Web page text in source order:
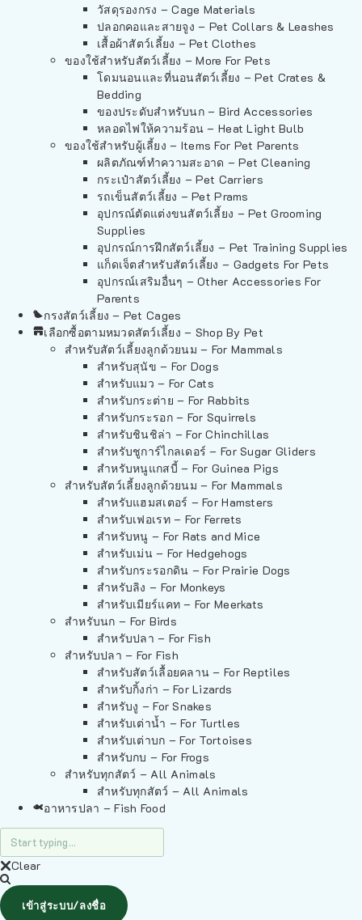
วัสดุรองกรง – Cage Materials
ปลอกคอและสายจูง – Pet Collars & Leashes
เสื้อผ้าสัตว์เลี้ยง – Pet Clothes
ของใช้สำหรับสัตว์เลี้ยง – More For Pets
โดมนอนและที่นอนสัตว์เลี้ยง – Pet Crates &
Bedding
ของประดับสำหรับนก – Bird Accessories
หลอดไฟให้ความร้อน – Heat Light Bulb
ของใช้สำหรับผู้เลี้ยง – Items For Pet Parents
ผลิตภัณฑ์ทำความสะอาด – Pet Cleaning
กระเป๋าสัตว์เลี้ยง – Pet Carriers
รถเข็นสัตว์เลี้ยง – Pet Prams
อุปกรณ์ตัดแต่งขนสัตว์เลี้ยง – Pet Grooming
Supplies
อุปกรณ์การฝึกสัตว์เลี้ยง – Pet Training Supplies
แก็ดเจ็ตสำหรับสัตว์เลี้ยง – Gadgets For Pets
อุปกรณ์เสริมอื่นๆ – Other Accessories For
Parents
กรงสัตว์เลี้ยง – Pet Cages
เลือกซื้อตามหมวดสัตว์เลี้ยง – Shop By Pet
สำหรับสัตว์เลี้ยงลูกด้วยนม – For Mammals
สำหรับสุนัข – For Dogs
สำหรับแมว – For Cats
สำหรับกระต่าย – For Rabbits
สำหรับกระรอก – For Squirrels
สำหรับชินชิล่า – For Chinchillas
สำหรับชูการ์ไกลเดอร์ – For Sugar Gliders
สำหรับหนูแกสบี้ – For Guinea Pigs
สำหรับสัตว์เลี้ยงลูกด้วยนม – For Mammals
สำหรับแฮมสเตอร์ – For Hamsters
สำหรับเฟอเรท – For Ferrets
สำหรับหนู – For Rats and Mice
สำหรับเม่น – For Hedgehogs
สำหรับกระรอกดิน – For Prairie Dogs
สำหรับลิง – For Monkeys
สำหรับเมียร์แคท – For Meerkats
สำหรับนก – For Birds
สำหรับปลา – For Fish
สำหรับปลา – For Fish
สำหรับสัตว์เลื้อยคลาน – For Reptiles
สำหรับกิ้งก่า – For Lizards
สำหรับงู – For Snakes
สำหรับเต่าน้ำ – For Turtles
สำหรับเต่าบก – For Tortoises
สำหรับกบ – For Frogs
สำหรับทุกสัตว์ – All Animals
สำหรับทุกสัตว์ – All Animals
อาหารปลา – Fish Food
Clear
เข้าสู่ระบบ/ลงชื่อ